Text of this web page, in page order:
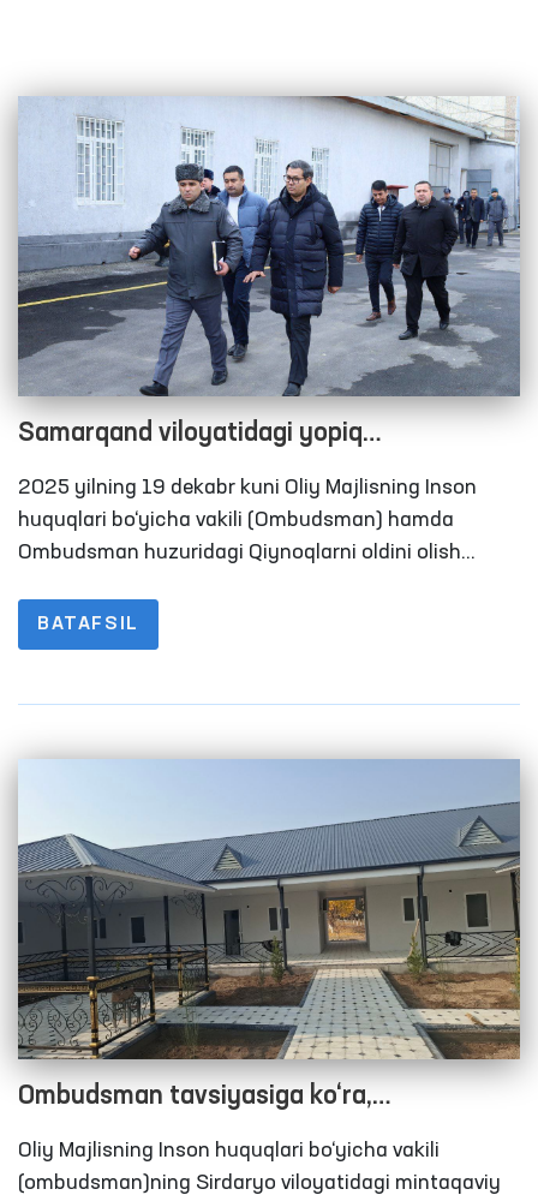
Samarqand viloyatidagi yopiq
muassasalarda monitoring tashriflari
o‘tkazildi
2025 yilning 19 dekabr kuni Oliy Majlisning Inson
huquqlari bo‘yicha vakili (Ombudsman) hamda
Ombudsman huzuridagi Qiynoqlarni oldini olish
yurituvchi jamoatchilik guruhi a’zolari tomonidan
Samarqand viloyatidagi bir qator harakatlanish
BATAFSIL
Ombudsman tavsiyasiga ko‘ra,
Sirdaryodagi 40-son manzil-koloniyasida
mahkumlar uchun uzoq muddatli
Oliy Majlisning Inson huquqlari bo‘yicha vakili
(ombudsman)ning Sirdaryo viloyatidagi mintaqaviy